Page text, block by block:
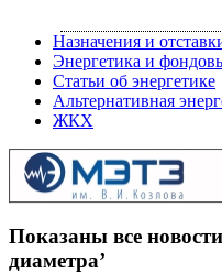
Назначения и
Энергетика и
Статьи об энергетике
Альтернативная
ЖКХ
Показаны все
диаметра’